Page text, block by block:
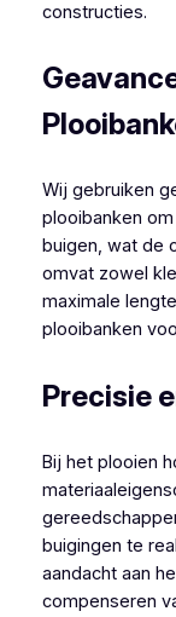
constructies.
Wij gebruiken
plooibanken
buigen, wat de
omvat zowel
maximale
plooibanken
Precisie
Bij het plooien
buigingen te
aandacht aan
compenseren